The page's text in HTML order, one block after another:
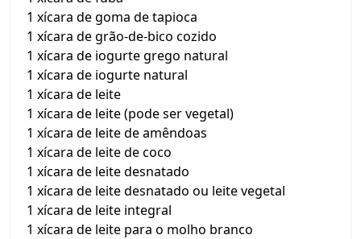
1 xícara de goma de tapioca
1 xícara de grão-de-bico cozido
1 xícara de iogurte grego natural
1 xícara de iogurte natural
1 xícara de leite
1 xícara de leite (pode ser vegetal)
1 xícara de leite de amêndoas
1 xícara de leite de coco
1 xícara de leite desnatado
1 xícara de leite desnatado ou leite vegetal
1 xícara de leite integral
1 xícara de leite para o molho branco